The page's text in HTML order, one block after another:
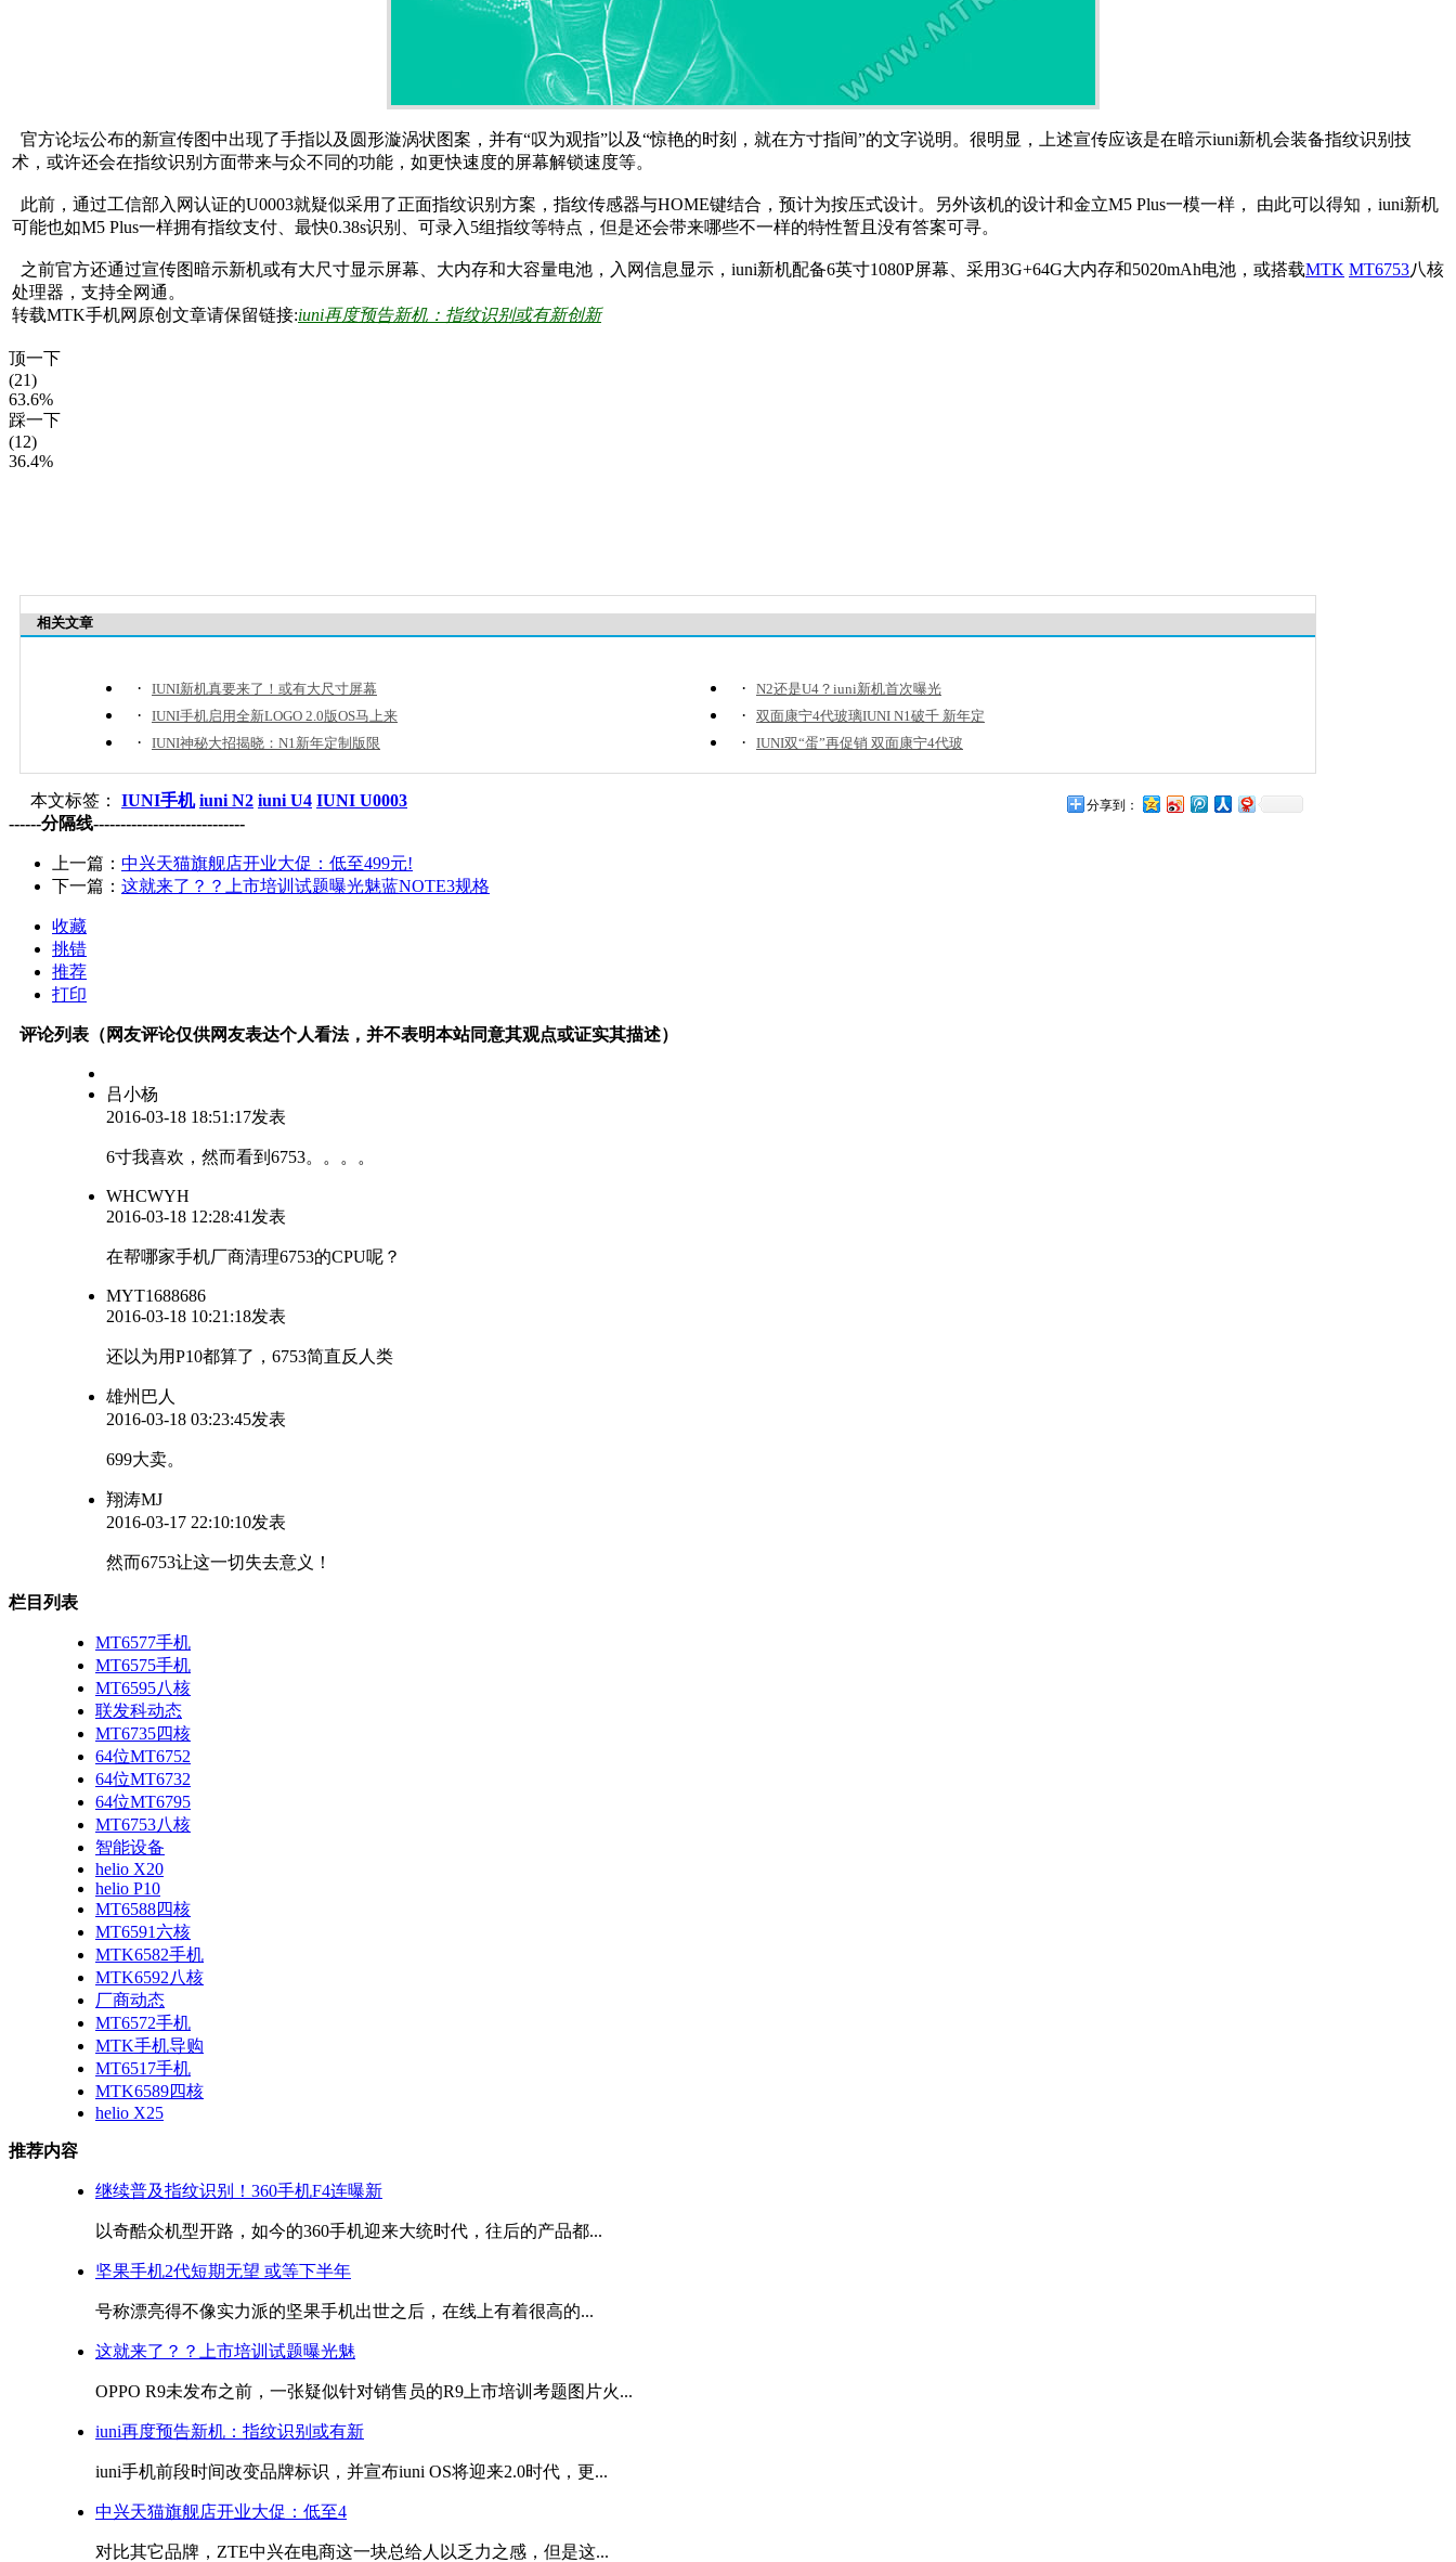
官方论坛公布的新宣传图中出现了手指以及圆形漩涡状图案，并有“叹为观指”以及“惊艳的时刻，就在方寸指间”的文字说明。很明显，上述宣传应该是在暗示iuni新机会装备指纹识别技
术，或许还会在指纹识别方面带来与众不同的功能，如更快速度的屏幕解锁速度等。
此前，通过工信部入网认证的U0003就疑似采用了正面指纹识别方案，指纹传感器与HOME键结合，预计为按压式设计。另外该机的设计和金立M5 Plus一模一样， 由此可以得知，iuni新机
可能也如M5 Plus一样拥有指纹支付、最快0.38s识别、可录入5组指纹等特点，但是还会带来哪些不一样的特性暂且没有答案可寻。
之前官方还通过宣传图暗示新机或有大尺寸显示屏幕、大内存和大容量电池，入网信息显示，iuni新机配备6英寸1080P屏幕、采用3G+64G大内存和5020mAh电池，或搭载MTK MT6753八核
处理器，支持全网通。
转载MTK手机网原创文章请保留链接:iuni再度预告新机：指纹识别或有新创新
顶一下
(21)
63.6%
踩一下
(12)
36.4%
相关文章
· IUNI新机真要来了！或有大尺寸屏幕 · N2还是U4？iuni新机首次曝光
· IUNI手机启用全新LOGO 2.0版OS马上来 · 双面康宁4代玻璃IUNI N1破千 新年定
· IUNI神秘大招揭晓：N1新年定制版限 · IUNI双“蛋”再促销 双面康宁4代玻
本文标签： IUNI手机 iuni N2 iuni U4 IUNI U0003 分享到：
------分隔线----------------------------
上一篇： 中兴天猫旗舰店开业大促：低至499元!
下一篇： 这就来了？？上市培训试题曝光魅蓝NOTE3规格
收藏
挑错
推荐
打印
评论列表（网友评论仅供网友表达个人看法，并不表明本站同意其观点或证实其描述）
吕小杨
2016-03-18 18:51:17发表
6寸我喜欢，然而看到6753。。。。
WHCWYH
2016-03-18 12:28:41发表
在帮哪家手机厂商清理6753的CPU呢？
MYT1688686
2016-03-18 10:21:18发表
还以为用P10都算了，6753简直反人类
雄州巴人
2016-03-18 03:23:45发表
699大卖。
翔涛MJ
2016-03-17 22:10:10发表
然而6753让这一切失去意义！
栏目列表
MT6577手机
MT6575手机
MT6595八核
联发科动态
MT6735四核
64位MT6752
64位MT6732
64位MT6795
MT6753八核
智能设备
helio X20
helio P10
MT6588四核
MT6591六核
MTK6582手机
MTK6592八核
厂商动态
MT6572手机
MTK手机导购
MT6517手机
MTK6589四核
helio X25
推荐内容
继续普及指纹识别！360手机F4连曝新
以奇酷众机型开路，如今的360手机迎来大统时代，往后的产品都...
坚果手机2代短期无望 或等下半年
号称漂亮得不像实力派的坚果手机出世之后，在线上有着很高的...
这就来了？？上市培训试题曝光魅
OPPO R9未发布之前，一张疑似针对销售员的R9上市培训考题图片火...
iuni再度预告新机：指纹识别或有新
iuni手机前段时间改变品牌标识，并宣布iuni OS将迎来2.0时代，更...
中兴天猫旗舰店开业大促：低至4
对比其它品牌，ZTE中兴在电商这一块总给人以乏力之感，但是这...